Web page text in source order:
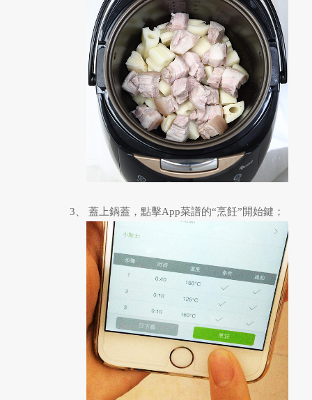
3、 蓋上鍋蓋，點擊App菜譜的“烹飪”開始鍵；